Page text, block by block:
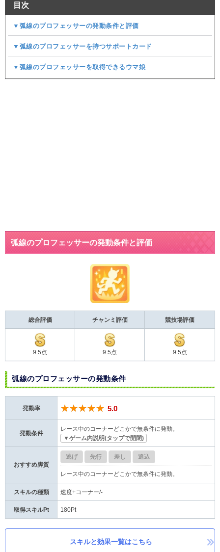
目次
▼弧線のプロフェッサーの発動条件と評価
▼弧線のプロフェッサーを持つサポートカード
▼弧線のプロフェッサーを取得できるウマ娘
弧線のプロフェッサーの発動条件と評価
総合評価 チャンミ評価 競技場評価
9.5点 9.5点 9.5点
弧線のプロフェッサーの発動条件
発動率 ★★★★★ 5.0
発動条件
レース中のコーナーどこかで無条件に発動。
▼ゲーム内説明(タップで開閉)
おすすめ脚質
逃げ 先行 差し 追込
レース中のコーナーどこかで無条件に発動。
スキルの種類 速度+コーナー/-
取得スキルPt 180Pt
スキルと効果一覧はこちら